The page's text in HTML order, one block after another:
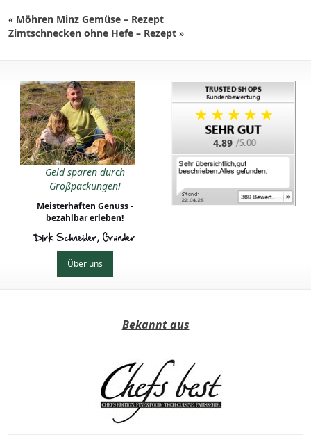
« Möhren Minz Gemüse – Rezept
Zimtschnecken ohne Hefe – Rezept »
Geld sparen durch
Großpackungen!
Meisterhaften Genuss -
bezahlbar erleben!
Dirk Schneider, Gründer
Über uns
4.89
Bekannt aus